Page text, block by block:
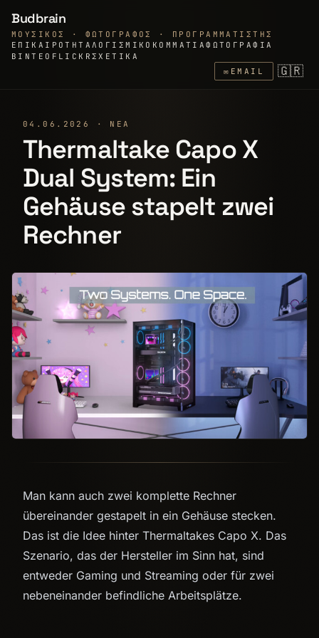
Budbrain
ΜΟΥΣΙΚΌΣ · ΦΩΤΟΓΡΆΦΟΣ · ΠΡΟΓΡΑΜΜΑΤΙΣΤΉΣ
ΕΠΙΚΑΙΡΌΤΗΤΑΛΟΓΙΣΜΙΚΌ ΚΟΜΜΆΤΙΑΦΩΤΟΓΡΑΦΊΑ
ΒΊΝΤΕΟ FLICKRΣΧΕΤΙΚΆ
✉ EMAIL 🇬🇷
04.06.2026 · ΝΈΑ
Thermaltake Capo X
Dual System: Ein
Gehäuse stapelt zwei
Rechner
Man kann auch zwei komplette Rechner
übereinander gestapelt in ein Gehäuse stecken.
Das ist die Idee hinter Thermaltakes Capo X. Das
Szenario, das der Hersteller im Sinn hat, sind
entweder Gaming und Streaming oder für zwei
nebeneinander befindliche Arbeitsplätze.